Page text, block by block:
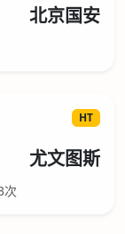
北京国安
HT
尤文图斯
次